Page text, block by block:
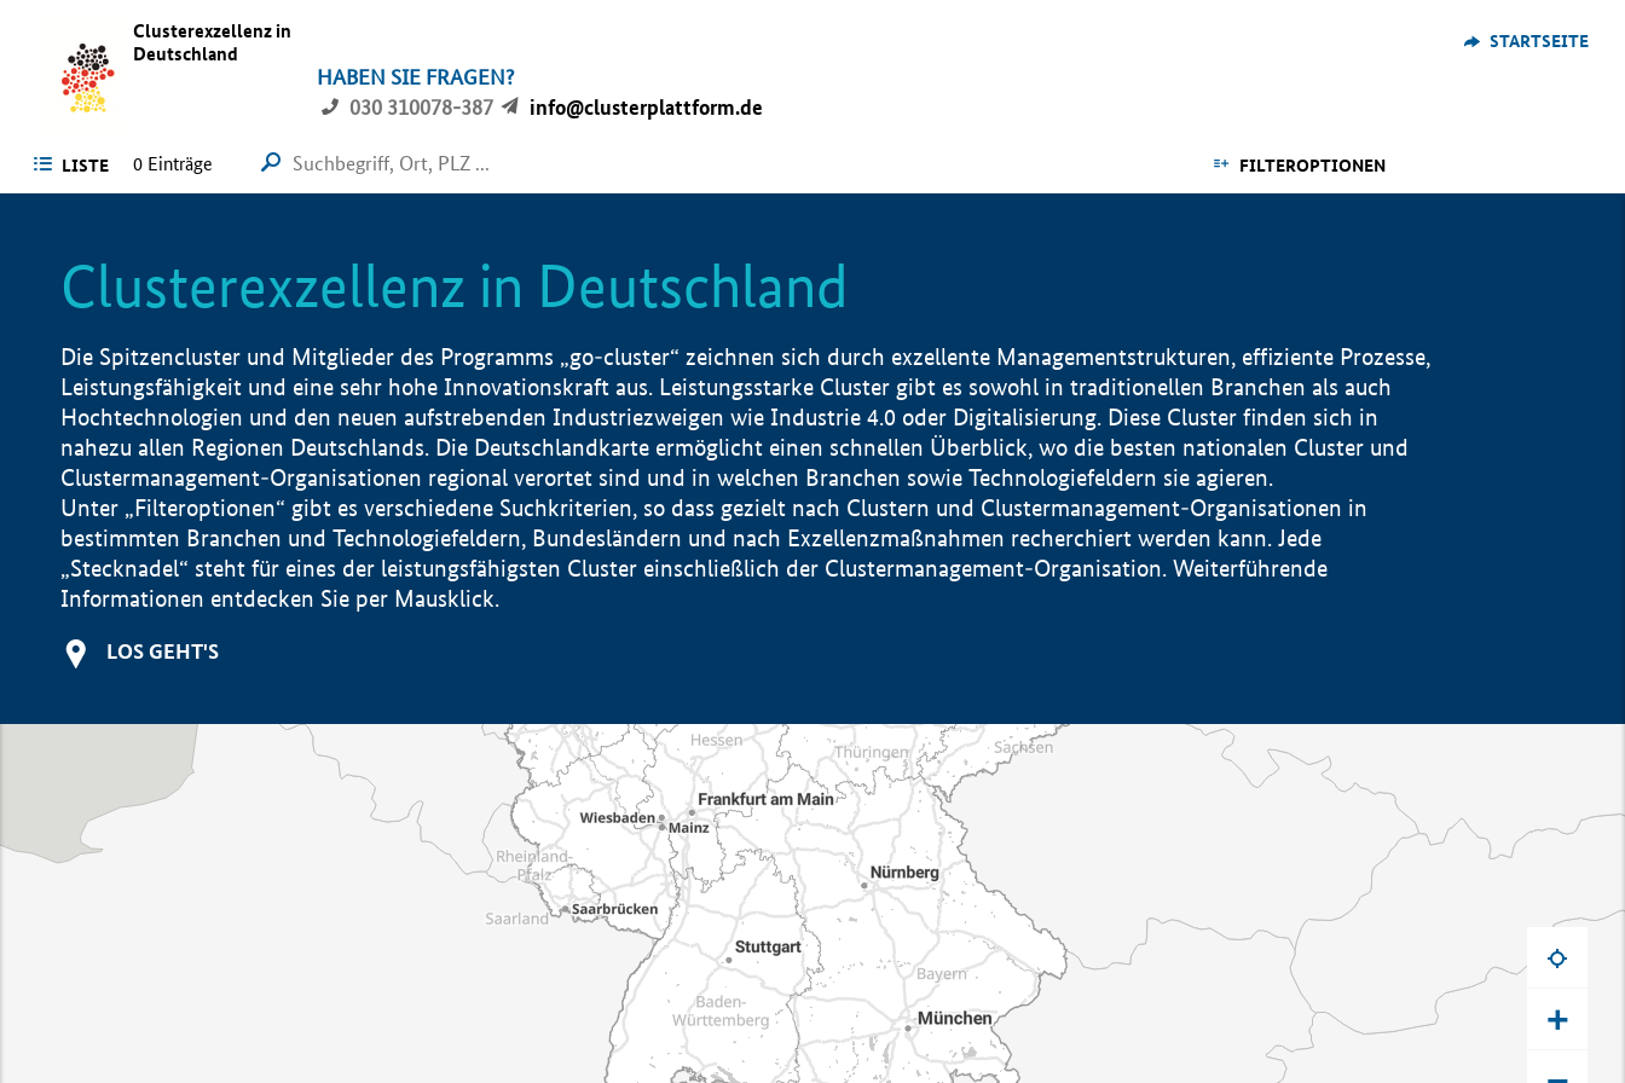
Clusterexzellenz in
Deutschland
HABEN SIE FRAGEN?
030 310078-387
info@clusterplattform.de
STARTSEITE
LISTE FILTEROPTIONEN
0 Einträge
Clusterexzellenz in Deutschland
Die Spitzencluster und Mitglieder des Programms „go-cluster“ zeichnen sich durch exzellente Managementstrukturen, effiziente Prozesse,
Leistungsfähigkeit und eine sehr hohe Innovationskraft aus. Leistungsstarke Cluster gibt es sowohl in traditionellen Branchen als auch
Hochtechnologien und den neuen aufstrebenden Industriezweigen wie Industrie 4.0 oder Digitalisierung. Diese Cluster finden sich in
nahezu allen Regionen Deutschlands. Die Deutschlandkarte ermöglicht einen schnellen Überblick, wo die besten nationalen Cluster und
Clustermanagement-Organisationen regional verortet sind und in welchen Branchen sowie Technologiefeldern sie agieren.
Unter „Filteroptionen“ gibt es verschiedene Suchkriterien, so dass gezielt nach Clustern und Clustermanagement-Organisationen in
bestimmten Branchen und Technologiefeldern, Bundesländern und nach Exzellenzmaßnahmen recherchiert werden kann. Jede
„Stecknadel“ steht für eines der leistungsfähigsten Cluster einschließlich der Clustermanagement-Organisation. Weiterführende
Informationen entdecken Sie per Mausklick.
LOS GEHT'S
+